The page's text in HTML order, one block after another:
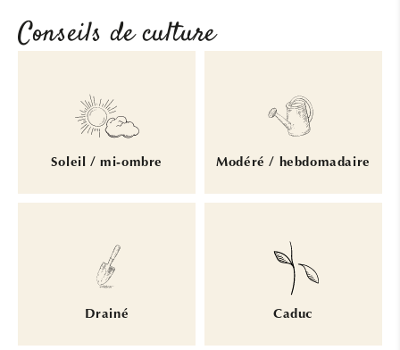
Conseils de culture
Soleil / mi-ombre Modéré / hebdomadaire
Drainé Caduc